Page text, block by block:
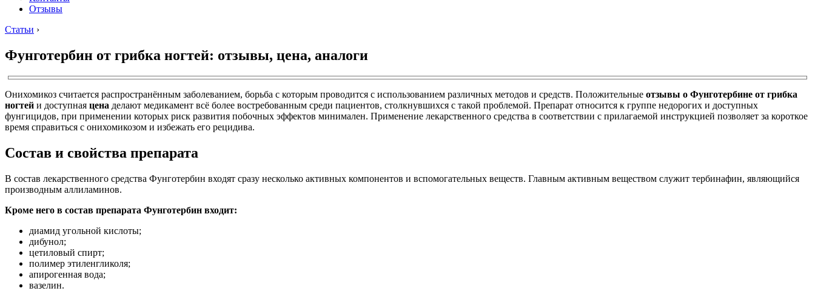
Отзывы
Статьи ›
Фунготербин от грибка ногтей: отзывы, цена, аналоги
Онихомикоз считается распространённым заболеванием, борьба с которым проводится с использованием различных методов и средств. Положительные отзывы о Фунготербине от грибка
ногтей и доступная цена делают медикамент всё более востребованным среди пациентов, столкнувшихся с такой проблемой. Препарат относится к группе недорогих и доступных
фунгицидов, при применении которых риск развития побочных эффектов минимален. Применение лекарственного средства в соответствии с прилагаемой инструкцией позволяет за короткое
время справиться с онихомикозом и избежать его рецидива.
Состав и свойства препарата
В состав лекарственного средства Фунготербин входят сразу несколько активных компонентов и вспомогательных веществ. Главным активным веществом служит тербинафин, являющийся
производным аллиламинов.
Кроме него в состав препарата Фунготербин входит:
диамид угольной кислоты;
дибунол;
цетиловый спирт;
полимер этиленгликоля;
апирогенная вода;
вазелин.